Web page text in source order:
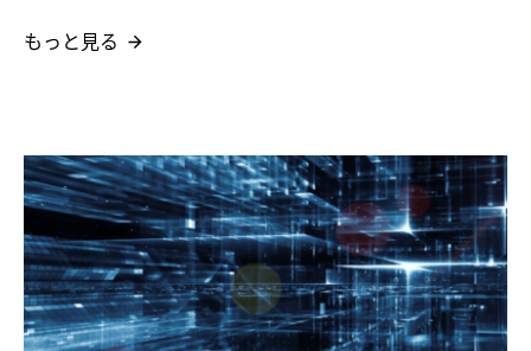
もっと見る